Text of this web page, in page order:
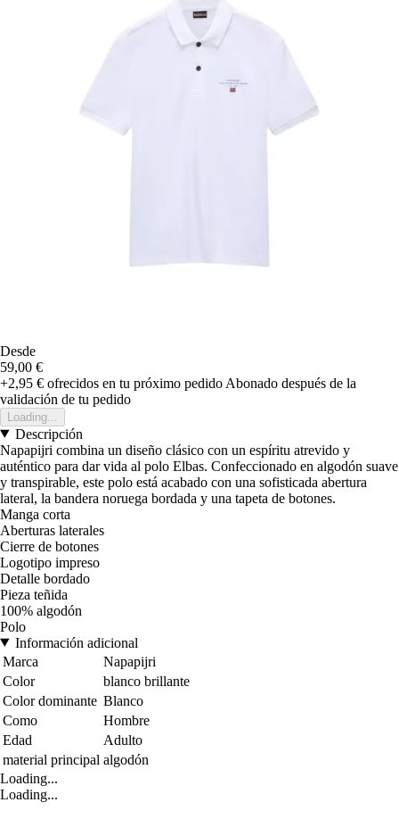
Desde
59,00 €
+2,95 € ofrecidos en tu próximo pedido Abonado después de la
validación de tu pedido
Loading...
Descripción
Napapijri combina un diseño clásico con un espíritu atrevido y
auténtico para dar vida al polo Elbas. Confeccionado en algodón suave
y transpirable, este polo está acabado con una sofisticada abertura
lateral, la bandera noruega bordada y una tapeta de botones.
Manga corta
Aberturas laterales
Cierre de botones
Logotipo impreso
Detalle bordado
Pieza teñida
100% algodón
Polo
Información adicional
Marca
Napapijri
Color
blanco brillante
Color dominante Blanco
Como
Hombre
Edad
Adulto
material principal algodón
Loading...
Loading...